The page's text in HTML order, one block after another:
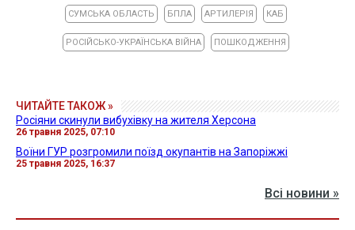
СУМСЬКА ОБЛАСТЬ БПЛА АРТИЛЕРІЯ КАБ
РОСІЙСЬКО-УКРАЇНСЬКА ВІЙНА ПОШКОДЖЕННЯ
ЧИТАЙТЕ ТАКОЖ »
Росіяни скинули вибухівку на жителя Херсона
26 травня 2025, 07:10
Воїни ГУР розгромили поїзд окупантів на Запоріжжі
25 травня 2025, 16:37
Всі новини »